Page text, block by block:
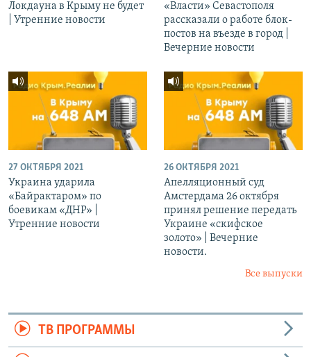
Локдауна в Крыму не будет
| Утренние новости
«Власти» Севастополя
рассказали о работе блок-
постов на въезде в город |
Вечерние новости
27 ОКТЯБРЯ 2021
Украина ударила
«Байрактаром» по
боевикам «ДНР» |
Утренние новости
26 ОКТЯБРЯ 2021
Апелляционный суд
Амстердама 26 октября
принял решение передать
Украине «скифское
золото» | Вечерние
новости.
Все выпуски
ТВ ПРОГРАММЫ